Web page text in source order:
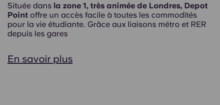
Située dans la zone 1, très animée de Londres, Depot
Point offre un accès facile à toutes les commodités
pour la vie étudiante. Grâce aux liaisons métro et RER
depuis les gares
En savoir plus